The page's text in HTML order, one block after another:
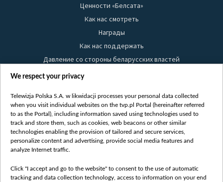
Ценности «Белсата»
Как нас смотреть
Награды
Как нас поддержать
Давление со стороны беларусских властей
Правила использования материалов
Безопасность
Youtube
Белсат news
Белсат Life
Belsat English
We respect your privacy
Telewizja Polska S.A. w likwidacji processes your personal data collected
when you visit individual websites on the tvp.pl Portal (hereinafter referred
to as the Portal), including information saved using technologies used to
track and store them, such as cookies, web beacons or other similar
technologies enabling the provision of tailored and secure services,
personalize content and advertising, provide social media features and
analyze Internet traffic.
Click "I accept and go to the website" to consent to the use of automatic
tracking and data collection technology, access to information on your end